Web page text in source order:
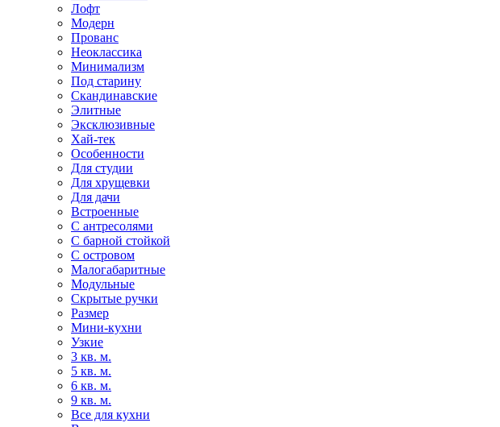
Лофт
Модерн
Прованс
Неоклассика
Минимализм
Под старину
Скандинавские
Элитные
Эксклюзивные
Хай-тек
Особенности
Для студии
Для хрущевки
Для дачи
Встроенные
С антресолями
С барной стойкой
С островом
Малогабаритные
Модульные
Скрытые ручки
Размер
Мини-кухни
Узкие
3 кв. м.
5 кв. м.
6 кв. м.
9 кв. м.
Все для кухни